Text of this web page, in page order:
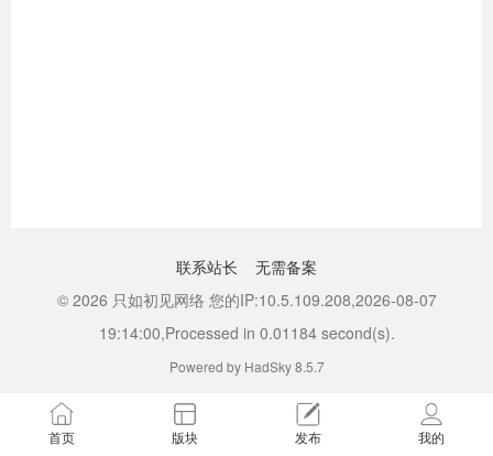
首页 版块 发布 我的
联系站长
无需备案
© 2026 只如初见网络 您的IP:10.5.109.208,2026-08-07
19:14:00,Processed in 0.01184 second(s).
Powered by HadSky 8.5.7